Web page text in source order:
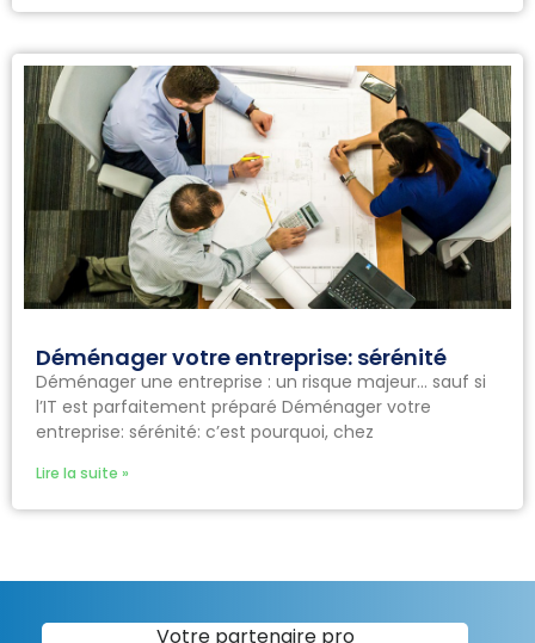
Déménager votre entreprise: sérénité
Déménager une entreprise : un risque majeur… sauf si
l’IT est parfaitement préparé Déménager votre
entreprise: sérénité: c’est pourquoi, chez
Lire la suite »
Votre partenaire pro